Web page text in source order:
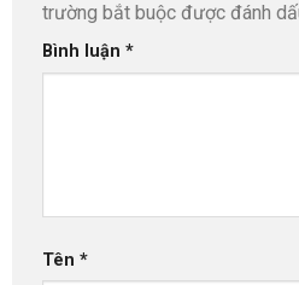
trường bắt buộc được đánh
Bình luận *
Tên *